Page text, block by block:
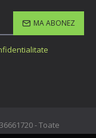
MA ABONEZ
- Toate